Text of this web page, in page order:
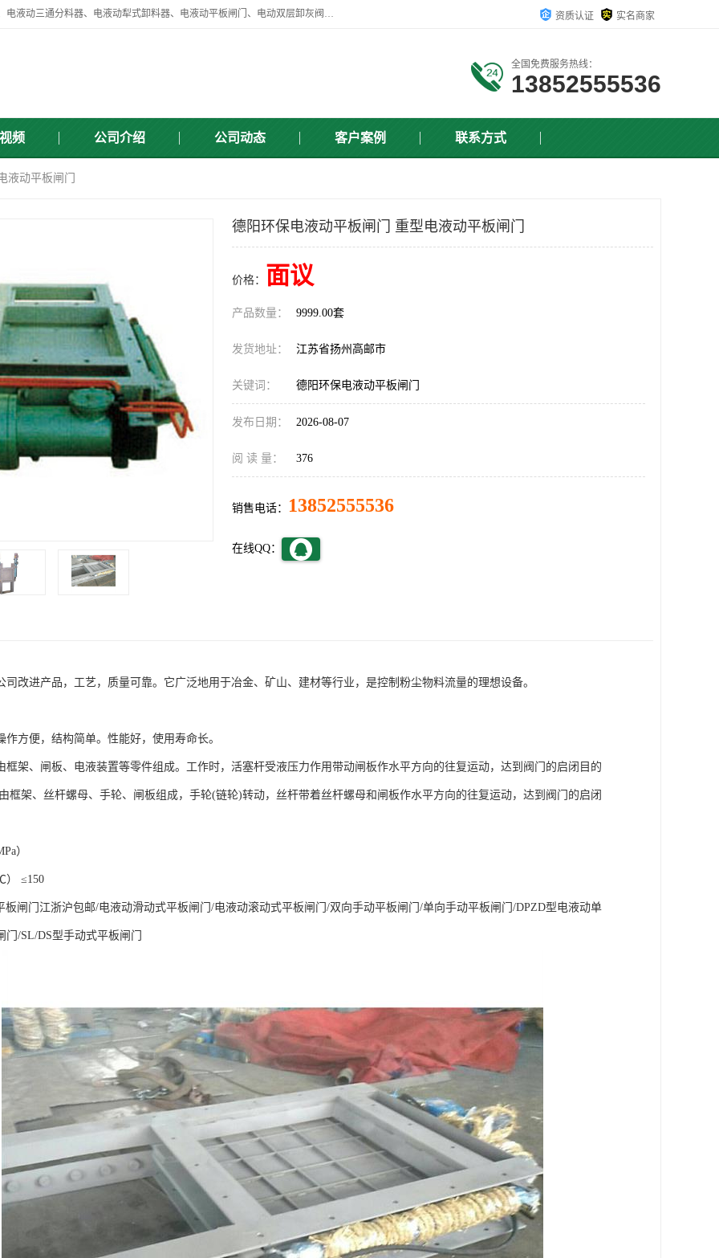
扬州中悦机械有限公司目前主要产品有：全自动液压纠偏器、液压拉紧、电液动三通分料器、电液动犁式卸料器、电液动平板闸门、电动双层卸灰阀、标准件、紧固件、液压泵站、新型电液推杆、皮带全自动液压调正器等，以及除尘通风类百余种产品系列。产品广泛适用于矿山、电力、煤矿、冶金、交通、化工、水利等行业。 资质认证 实名商家
全国免费服务热线：
13852555536
频 公司介绍 公司动态 客户案例 联系方式
液动平板闸门
德阳环保电液动平板闸门 重型电液动平板闸门
价格： 面议
产品数量： 9999.00套
发货地址： 江苏省扬州高邮市
关键词： 德阳环保电液动平板闸门
发布日期： 2026-08-07
阅 读 量： 376
销售电话： 13852555536
在线QQ：
司改进产品，工艺，质量可靠。它广泛地用于冶金、矿山、建材等行业，是控制粉尘物料流量的理想设备。
方便，结构简单。性能好，使用寿命长。
框架、闸板、电液装置等零件组成。工作时，活塞杆受液压力作用带动闸板作水平方向的往复运动，达到阀门的启闭目的
框架、丝杆螺母、手轮、闸板组成，手轮(链轮)转动，丝杆带着丝杆螺母和闸板作水平方向的往复运动，达到阀门的启闭
）
） ≤150
板闸门江浙沪包邮/电液动滑动式平板闸门/电液动滚动式平板闸门/双向手动平板闸门/单向手动平板闸门/DPZD型电液动单
门/SL/DS型手动式平板闸门